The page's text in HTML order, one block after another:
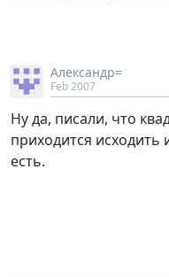
Александр=
Feb 2007
Ну да, писали, что
приходится исходить
есть.